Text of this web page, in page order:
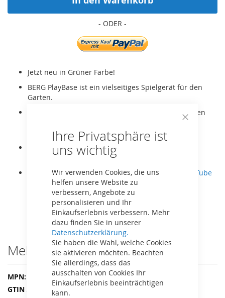
Ihre Privatsphäre ist
uns wichtig
Wir verwenden Cookies, die uns
helfen unsere Website zu
verbessern, Angebote zu
personalisieren und Ihr
Einkaufserlebnis verbessern. Mehr
dazu finden Sie in unserer
Datenschutzerklärung.
Sie haben die Wahl, welche Cookies
sie aktivieren möchten. Beachten
Sie allerdings, dass das
ausschalten von Cookies Ihr
Einkaufserlebnis beeinträchtigen
kann.
Jetzt neu in Grüner Farbe!
BERG PlayBase ist ein vielseitiges Spielgerät für den
Garten.
Es handelt sich um einen Rahmen Medium TL Green
Fitnessbänder.
Der Rahmen Medium hat die Maße (LxBxH)
285x100x245 cm.
Die Aufbauanleitung können Sie alsVideo bei YouTube
ansehenoder alsHandbuch hier herunterladen.
Mehr Informationen
Mehr
Informationen
22.22.02.00
8715839106534